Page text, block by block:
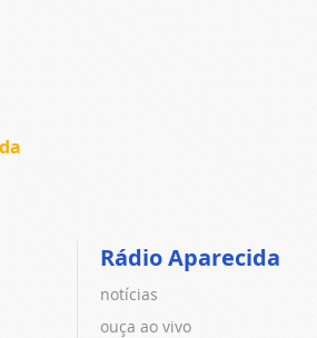
Rádio Aparecida
notícias
ouça ao vivo